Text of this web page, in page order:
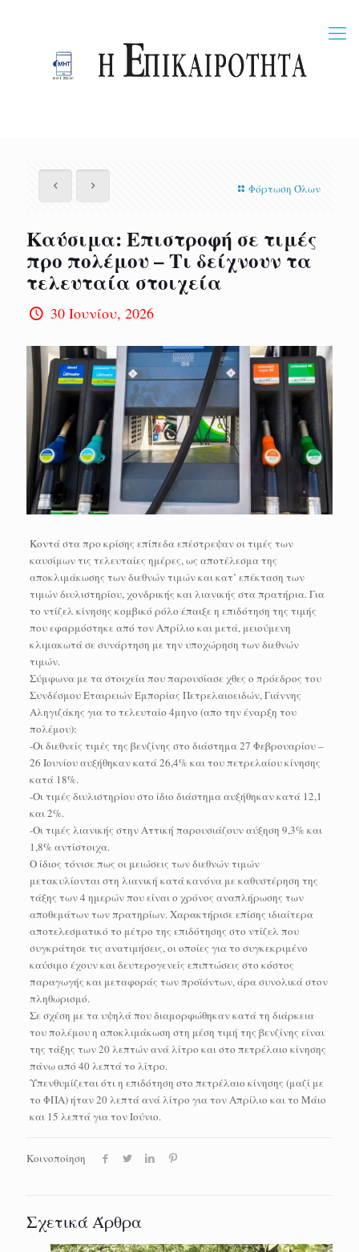
Φόρτωση Όλων
Καύσιμα: Επιστροφή σε τιμές
προ πολέμου – Τι δείχνουν τα
τελευταία στοιχεία
30 Ιουνίου, 2026
Κοντά στα προ κρίσης επίπεδα επέστρεψαν οι τιμές των
καυσίμων τις τελευταίες ημέρες, ως αποτέλεσμα της
αποκλιμάκωσης των διεθνών τιμών και κατ’ επέκταση των
τιμών διυλιστηρίου, χονδρικής και λιανικής στα πρατήρια. Για
το ντίζελ κίνησης κομβικό ρόλο έπαιξε η επιδότηση της τιμής
που εφαρμόστηκε από τον Απρίλιο και μετά, μειούμενη
κλιμακωτά σε συνάρτηση με την υποχώρηση των διεθνών
τιμών.
Σύμφωνα με τα στοιχεία που παρουσίασε χθες ο πρόεδρος του
Συνδέσμου Εταιρειών Εμπορίας Πετρελαιοειδών, Γιάννης
Αληγιζάκης για το τελευταίο 4μηνο (απο την έναρξη του
πολέμου):
-Οι διεθνείς τιμές της βενζίνης στο διάστημα 27 Φεβρουαρίου –
26 Ιουνίου αυξήθηκαν κατά 26,4% και του πετρελαίου κίνησης
κατά 18%.
-Οι τιμές διυλιστηρίου στο ίδιο διάστημα αυξήθηκαν κατά 12,1
και 2%.
-Οι τιμές λιανικής στην Αττική παρουσιάζουν αύξηση 9,3% και
1,8% αντίστοιχα.
Ο ίδιος τόνισε πως οι μειώσεις των διεθνών τιμών
μετακυλίονται στη λιανική κατά κανόνα με καθυστέρηση της
τάξης των 4 ημερών που είναι ο χρόνος αναπλήρωσης των
αποθεμάτων των πρατηρίων. Χαρακτήρισε επίσης ιδιαίτερα
αποτελεσματικό το μέτρο της επιδότησης στο ντίζελ που
συγκράτησε τις ανατιμήσεις, οι οποίες για το συγκεκριμένο
καύσιμο έχουν και δευτερογενείς επιπτώσεις στο κόστος
παραγωγής και μεταφοράς των προϊόντων, άρα συνολικά στον
πληθωρισμό.
Σε σχέση με τα υψηλά που διαμορφώθηκαν κατά τη διάρκεια
του πολέμου η αποκλιμάκωση στη μέση τιμή της βενζίνης είναι
της τάξης των 20 λεπτών ανά λίτρο και στο πετρέλαιο κίνησης
πάνω από 40 λεπτά το λίτρο.
Υπενθυμίζεται ότι η επιδότηση στο πετρέλαιο κίνησης (μαζί με
το ΦΠΑ) ήταν 20 λεπτά ανά λίτρο για τον Απρίλιο και το Μάιο
και 15 λεπτά για τον Ιούνιο.
Κοινοποίηση
Σχετικά Άρθρα